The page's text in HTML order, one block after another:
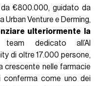
da €800.000, guidato da
Urban Venture e Derming,
ulteriormente la
dedicato all’AI
di oltre 17.000 persone,
crescente nelle farmacie
conferma come uno dei